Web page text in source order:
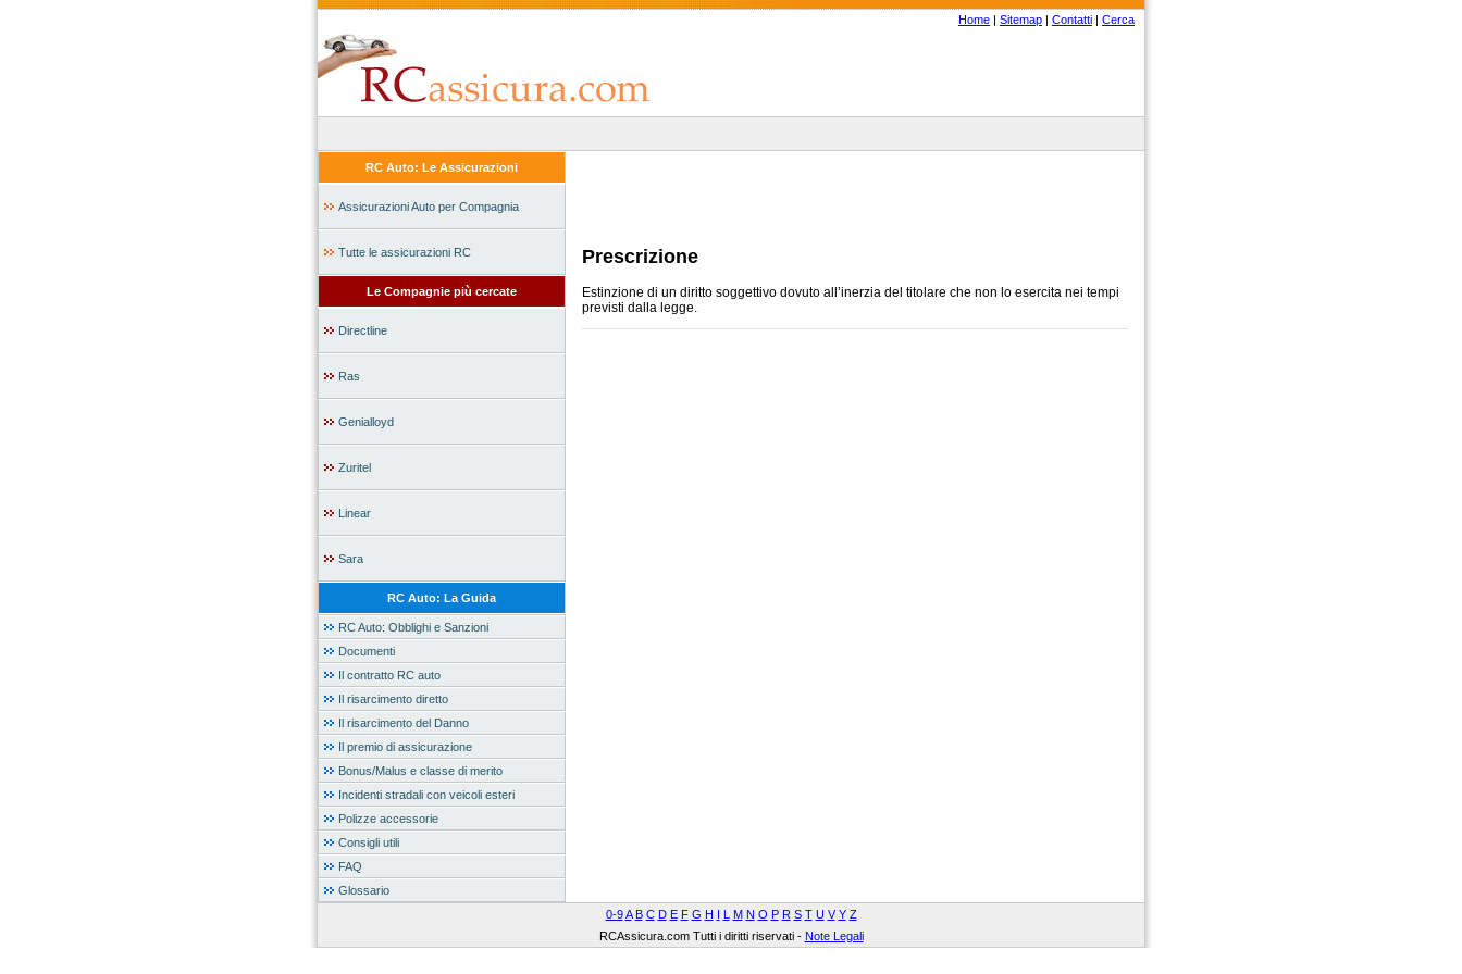
Home | Sitemap | Contatti | Cerca
RC Auto: Le Assicurazioni
Assicurazioni Auto per Compagnia
Tutte le assicurazioni RC
Le Compagnie più cercate
Directline
Ras
Genialloyd
Zuritel
Linear
Sara
RC Auto: La Guida
RC Auto: Obblighi e Sanzioni
Documenti
Il contratto RC auto
Il risarcimento diretto
Il risarcimento del Danno
Il premio di assicurazione
Bonus/Malus e classe di merito
Incidenti stradali con veicoli esteri
Polizze accessorie
Consigli utili
FAQ
Glossario
Prescrizione
Estinzione di un diritto soggettivo dovuto all’inerzia del titolare che non lo esercita nei tempi
previsti dalla legge.
0-9 A B C D E F G H I L M N O P R S T U V Y Z
RCAssicura.com Tutti i diritti riservati - Note Legali